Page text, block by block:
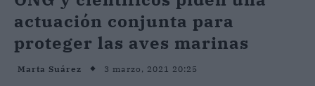
actuación conjunta para
proteger las aves marinas
Marta Suárez 3 marzo, 2021 20:25